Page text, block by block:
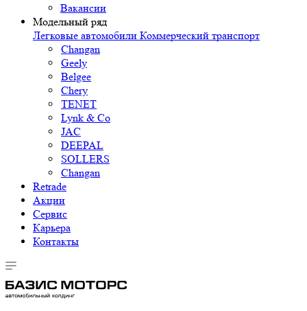
Вакансии
Модельный ряд
Легковые автомобили Коммерческий транспорт
Changan
Geely
Belgee
Chery
TENET
Lynk & Co
JAC
DEEPAL
SOLLERS
Changan
Retrade
Акции
Сервис
Карьера
Контакты